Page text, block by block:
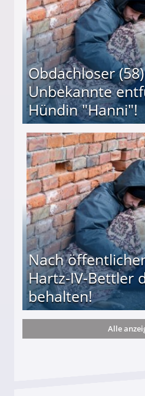
Obdachloser
Unbekannte
Hündin "Hanni"!
entführten seine Hündin "Hanni"!
Nach
Hartz-IV-Bettler
behalten!
darf Geld behalten!
Alle